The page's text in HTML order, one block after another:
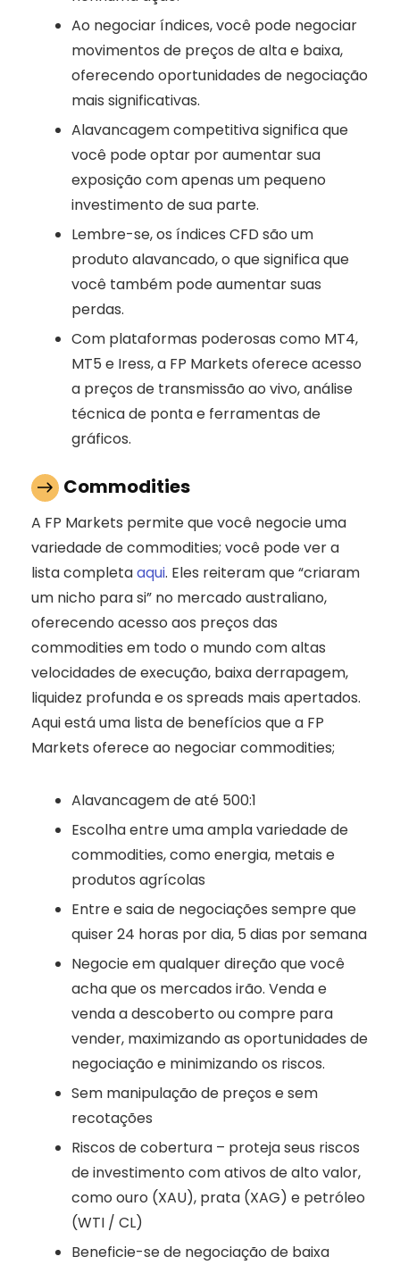
Ao negociar índices, você pode negociar
movimentos de preços de alta e baixa,
oferecendo oportunidades de negociação
mais significativas.
Alavancagem competitiva significa que
você pode optar por aumentar sua
exposição com apenas um pequeno
investimento de sua parte.
Lembre-se, os índices CFD são um
produto alavancado, o que significa que
você também pode aumentar suas
perdas.
Com plataformas poderosas como MT4,
MT5 e Iress, a FP Markets oferece acesso
a preços de transmissão ao vivo, análise
técnica de ponta e ferramentas de
gráficos.
Commodities
A FP Markets permite que você negocie uma
variedade de commodities; você pode ver a
lista completaaqui. Eles reiteram que “criaram
um nicho para si” no mercado australiano,
oferecendo acesso aos preços das
commodities em todo o mundo com altas
velocidades de execução, baixa derrapagem,
liquidez profunda e os spreads mais apertados.
Aqui está uma lista de benefícios que a FP
Markets oferece ao negociar commodities;
Alavancagem de até 500:1
Escolha entre uma ampla variedade de
commodities, como energia, metais e
produtos agrícolas
Entre e saia de negociações sempre que
quiser 24 horas por dia, 5 dias por semana
Negocie em qualquer direção que você
acha que os mercados irão. Venda e
venda a descoberto ou compre para
vender, maximizando as oportunidades de
negociação e minimizando os riscos.
Sem manipulação de preços e sem
recotações
Riscos de cobertura – proteja seus riscos
de investimento com ativos de alto valor,
como ouro (XAU), prata (XAG) e petróleo
(WTI / CL)
Beneficie-se de negociação de baixa